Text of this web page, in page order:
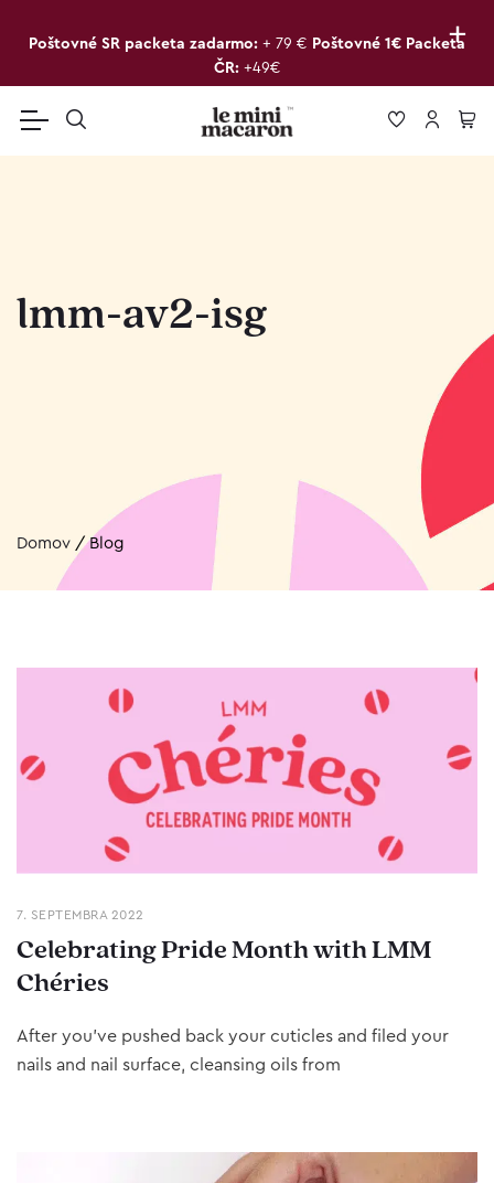
+
Poštovné SR packeta zadarmo: + 79 € Poštovné 1€ Packeta
ČR: +49€
lmm-av2-isg
Domov /Blog
7. SEPTEMBRA 2022
Celebrating Pride Month with LMM
Chéries
After you’ve pushed back your cuticles and filed your
nails and nail surface, cleansing oils from